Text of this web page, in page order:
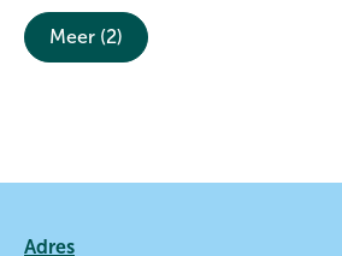
Meer (2)
Contactinformatie
Adres